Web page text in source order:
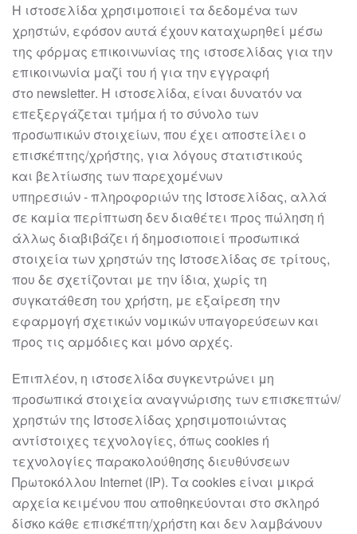
Η ιστοσελίδα χρησιμοποιεί τα δεδομένα των
χρηστών, εφόσον αυτά έχουν καταχωρηθεί μέσω
της φόρμας επικοινωνίας της ιστοσελίδας για την
επικοινωνία μαζί του ή για την εγγραφή
στο newsletter. Η ιστοσελίδα, είναι δυνατόν να
επεξεργάζεται τμήμα ή το σύνολο των
προσωπικών στοιχείων, που έχει αποστείλει ο
επισκέπτης/χρήστης, για λόγους στατιστικούς
και βελτίωσης των παρεχομένων
υπηρεσιών-πληροφοριών της Ιστοσελίδας, αλλά
σε καμία περίπτωση δεν διαθέτει προς πώληση ή
άλλως διαβιβάζει ή δημοσιοποιεί προσωπικά
στοιχεία των χρηστών της Ιστοσελίδας σε τρίτους,
που δε σχετίζονται με την ίδια, χωρίς τη
συγκατάθεση του χρήστη, με εξαίρεση την
εφαρμογή σχετικώννομικών υπαγορεύσεων και
προς τις αρμόδιες και μόνο αρχές.
Επιπλέον, η ιστοσελίδα συγκεντρώνει μη
προσωπικά στοιχεία αναγνώρισης των επισκεπτών/
χρηστών της Ιστοσελίδας χρησιμοποιώντας
αντίστοιχες τεχνολογίες, όπως cookies ή
τεχνολογίες παρακολούθησης διευθύνσεων
Πρωτοκόλλου Internet (IP). Τα cookies είναι μικρά
αρχεία κειμένου που αποθηκεύονται στο σκληρό
δίσκο κάθε επισκέπτη/χρήστη και δεν λαμβάνουν